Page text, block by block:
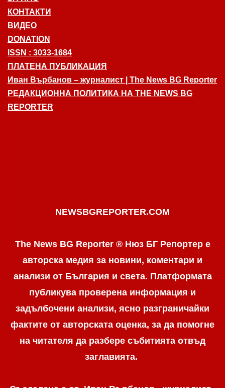
КОНТАКТИ
ВИДЕО
DONATION
ISSN : 3033-1684
ПЛАТЕНА ПУБЛИКАЦИЯ
Иван Върбанов – журналист | The News BG Reporter
РЕДАКЦИОННА ПОЛИТИКА НА THE NEWS BG
REPORTER
NEWSBGREPORTER.COM
The News BG Reporter ® Нюз БГ Репортер е
авторска медия за новини, коментари и
анализи от България и света. Платформата
публикува проверена информация и
задълбочени анализи, ясно разграничaйки
фактите от авторската оценка, за да помогне
на читателя да разбере събитията отвъд
заглавията.